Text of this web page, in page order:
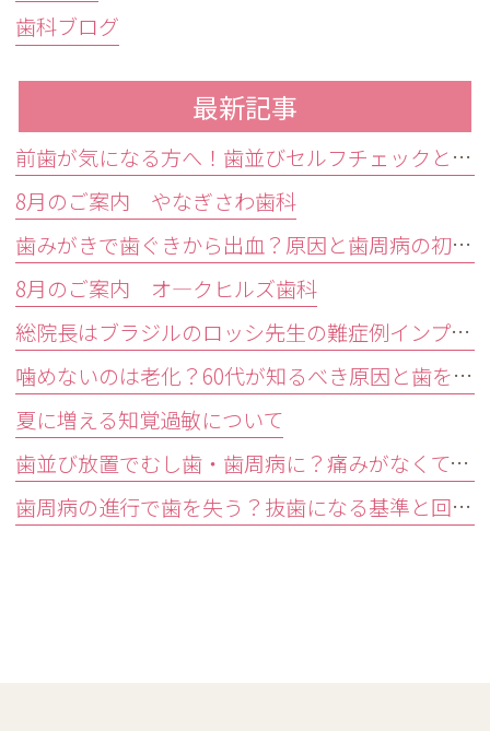
歯科ブログ
最新記事
前歯が気になる方へ！歯並びセルフチェックと治療が必要な目安
8月のご案内 やなぎさわ歯科
歯みがきで歯ぐきから出血？原因と歯周病の初期症状・受診目安を解説
8月のご案内 オ―クヒルズ歯科
総院長はブラジルのロッシ先生の難症例インプラントオペ研修会に参加しました。
噛めないのは老化？60代が知るべき原因と歯を残す精密治療
夏に増える知覚過敏について
歯並び放置でむし歯・歯周病に？痛みがなくても受診すべきサイン
歯周病の進行で歯を失う？抜歯になる基準と回避する3つの予防法